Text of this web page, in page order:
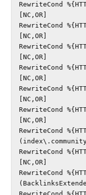
RewriteCond
[NC,OR]
RewriteCond
[NC,OR]
RewriteCond
[NC,OR]
RewriteCond
[NC,OR]
RewriteCond
[NC,OR]
RewriteCond
[NC,OR]
RewriteCond
RewriteCond
[NC,OR]
RewriteCond